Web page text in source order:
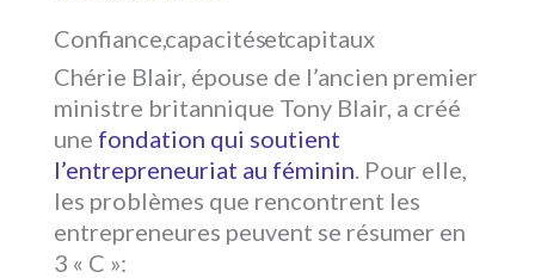
Confiance, capacités et capitaux
Chérie Blair, épouse de l’ancien premier
ministre britannique Tony Blair, a créé
une fondation qui soutient
l’entrepreneuriat au féminin. Pour elle,
les problèmes que rencontrent les
entrepreneures peuvent se résumer en
3 « C »: